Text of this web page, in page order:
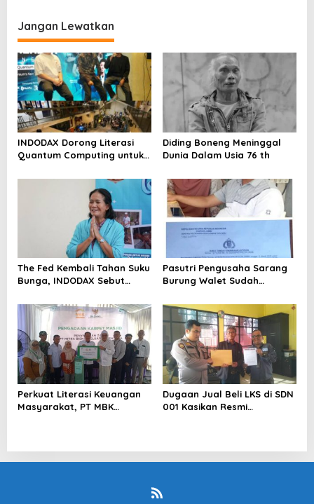
a
s
i
p
o
s
Jangan Lewatkan
INDODAX Dorong Literasi
Quantum Computing untuk
Blockchain
Diding Boneng Meninggal
Dunia Dalam Usia 76 th
The Fed Kembali Tahan Suku
Bunga, INDODAX Sebut
Sentimen Pasar
Pasutri Pengusaha Sarang
Burung Walet Sudah
Pelapor Desak Polda Jambi
Segera Lakukan Penahanan
Perkuat Literasi Keuangan
Masyarakat, PT MBK
Dugaan Jual Beli LKS di SDN
001 Kasikan Resmi